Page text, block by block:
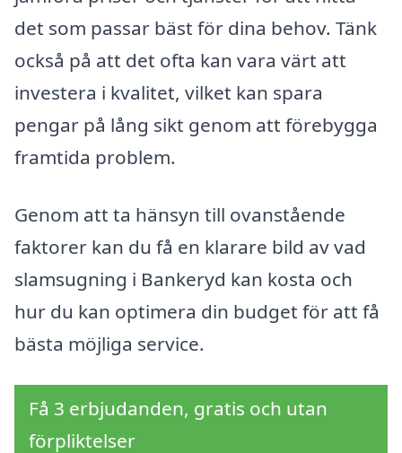
det som passar bäst för dina behov. Tänk
också på att det ofta kan vara värt att
investera i kvalitet, vilket kan spara
pengar på lång sikt genom att förebygga
framtida problem.
Genom att ta hänsyn till ovanstående
faktorer kan du få en klarare bild av vad
slamsugning i Bankeryd kan kosta och
hur du kan optimera din budget för att få
bästa möjliga service.
Få 3 erbjudanden, gratis och utan
förpliktelser